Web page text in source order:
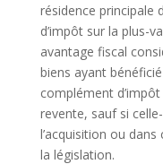
résidence principale
d’impôt sur la plus-
avantage fiscal
biens ayant
complément
revente, sauf si
l’acquisition ou
la législation.